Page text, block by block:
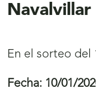
Navalvillar
En el sorteo del
Fecha: 10/01/